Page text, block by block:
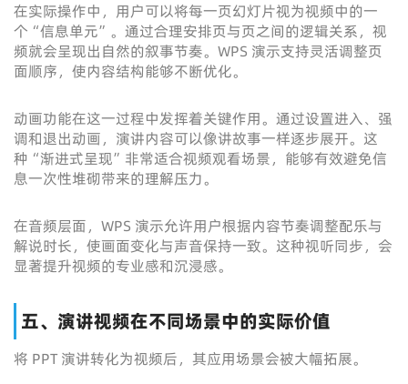
在实际操作中，用户可以将每一页幻灯片视为视频中的一
个“信息单元”。通过合理安排页与页之间的逻辑关系，视
频就会呈现出自然的叙事节奏。WPS 演示支持灵活调整页
面顺序，使内容结构能够不断优化。
动画功能在这一过程中发挥着关键作用。通过设置进入、强
调和退出动画，演讲内容可以像讲故事一样逐步展开。这
种“渐进式呈现”非常适合视频观看场景，能够有效避免信
息一次性堆砌带来的理解压力。
在音频层面，WPS 演示允许用户根据内容节奏调整配乐与
解说时长，使画面变化与声音保持一致。这种视听同步，会
显著提升视频的专业感和沉浸感。
五、演讲视频在不同场景中的实际价值
将 PPT 演讲转化为视频后，其应用场景会被大幅拓展。